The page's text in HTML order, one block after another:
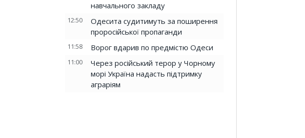
навчального закладу
12:50
Одесита судитимуть за поширення
проросійської пропаганди
11:58 Ворог вдарив по предмістю Одеси
11:00
Через російський терор у Чорному
морі Україна надасть підтримку
аграріям